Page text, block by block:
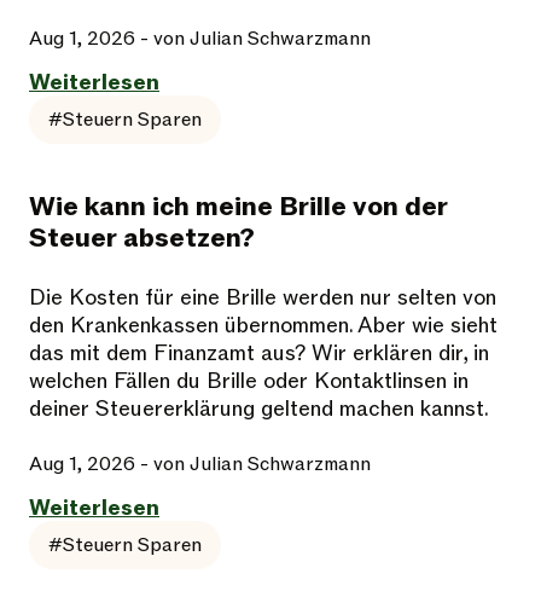
Aug 1, 2026 - von Julian Schwarzmann
Weiterlesen
#Steuern Sparen
Wie kann ich meine Brille von der
Steuer absetzen?
Die Kosten für eine Brille werden nur selten von
den Krankenkassen übernommen. Aber wie sieht
das mit dem Finanzamt aus? Wir erklären dir, in
welchen Fällen du Brille oder Kontaktlinsen in
deiner Steuererklärung geltend machen kannst.
Aug 1, 2026 - von Julian Schwarzmann
Weiterlesen
#Steuern Sparen